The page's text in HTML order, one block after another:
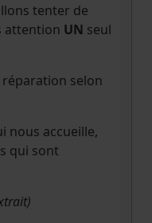
tenter de
attention UN seul
selon
nous accueille,
qui sont